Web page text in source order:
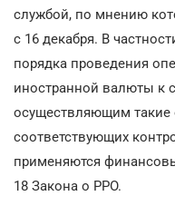
службой, по мнению
с 16 декабря. В
порядка проведения
иностранной валюты к
осуществляющим
соответствующих
применяются
18 Закона о РРО.